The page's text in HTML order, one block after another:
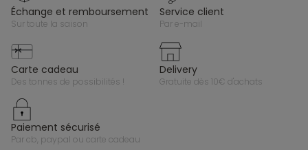
échange et remboursement
sur toute la saison
service client
par e-mail
carte cadeau
des tonnes de possibilités !
delivery
gratuite dès 10€ d'achats
paiement sécurisé
par cb, paypal ou carte cadeau